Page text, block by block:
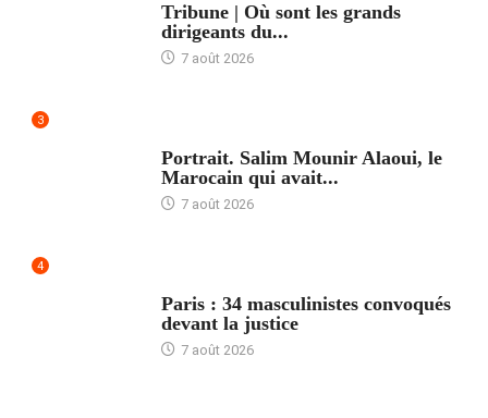
Tribune | Où sont les grands
dirigeants du...
7 août 2026
3
Portrait. Salim Mounir Alaoui, le
Marocain qui avait...
7 août 2026
4
Paris : 34 masculinistes convoqués
devant la justice
7 août 2026